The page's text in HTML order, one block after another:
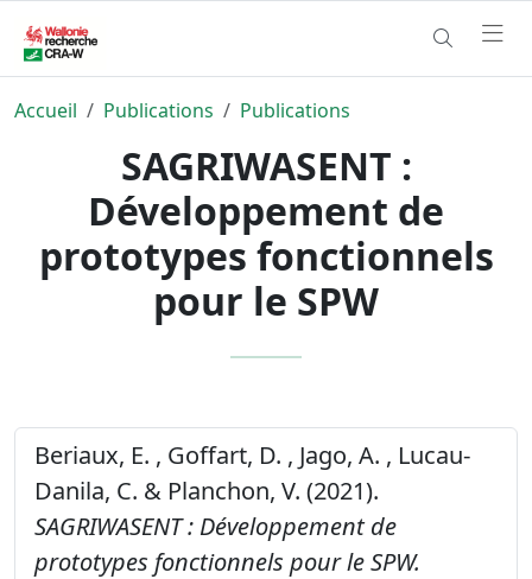
Accueil Publications Publications
SAGRIWASENT :
Développement de
prototypes fonctionnels
pour le SPW
Beriaux, E. , Goffart, D. , Jago, A. , Lucau-
Danila, C. & Planchon, V. (2021).
SAGRIWASENT : Développement de
prototypes fonctionnels pour le SPW.